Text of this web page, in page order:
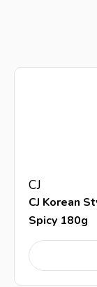
CJ
CJ Korean
Spicy 180g